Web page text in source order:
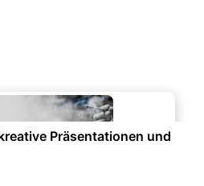
Präsentationen und